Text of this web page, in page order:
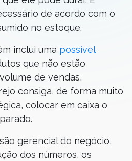
de acordo com o
no estoque.
inclui uma possível
que não estão
de vendas,
consiga, de forma muito
colocar em caixa o
gerencial do negócio,
dos números, os